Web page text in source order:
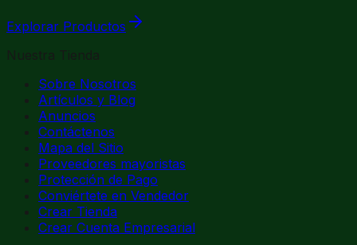
Explorar Productos
Nuestra Tienda
Sobre Nosotros
Artículos y Blog
Anuncios
Contáctenos
Mapa del Sitio
Proveedores mayoristas
Protección de Pago
Conviértete en Vendedor
Crear Tienda
Crear Cuenta Empresarial